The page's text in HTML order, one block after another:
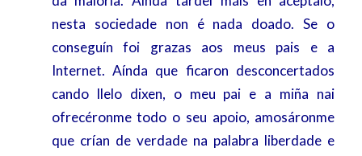
nesta sociedade non é nada doado. Se o
conseguín foi grazas aos meus pais e a
Internet. Aínda que ficaron desconcertados
cando llelo dixen, o meu pai e a miña nai
ofrecéronme todo o seu apoio, amosáronme
que crían de verdade na palabra liberdade e